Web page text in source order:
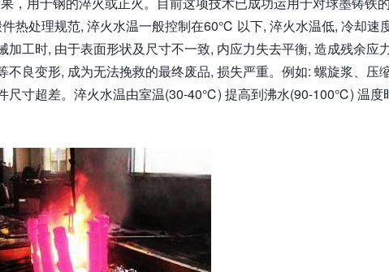
热处理规范, 淬火水温一般控制在60℃ 以下, 淬火水温低, 冷却速
工时, 由于表面形状及尺寸不一致, 内应力失去平衡, 造成残余应
良变形, 成为无法挽救的最终废品, 损失严重。例如: 螺旋浆、压
尺寸超差。淬火水温由室温(30-40℃) 提高到沸水(90-100℃) 温度